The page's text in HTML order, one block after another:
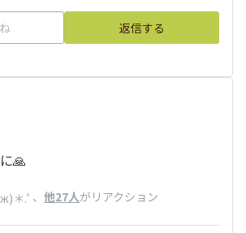
返信する
🙏
＊.ﾟ 、 他27人がリアクション